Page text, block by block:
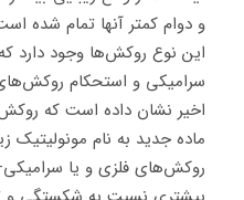
و دوام کمتر آنها تمام شده
این نوع روکش‌ها وجود دارد
سرامیکی و استحکام
اخیر نشان داده است که
ماده جدید به نام مونولیتیک
روکش‌های فلزی و یا